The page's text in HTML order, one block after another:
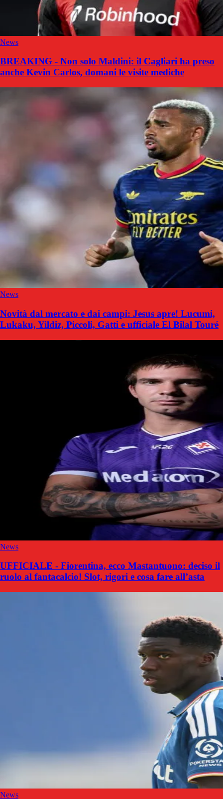
News
BREAKING - Non solo Maldini: il Cagliari ha preso
anche Kevin Carlos, domani le visite mediche
News
Novità dal mercato e dai campi: Jesus apre! Lucumi,
Lukaku, Yildiz, Piccoli, Gatti e ufficiale El Bilal Touré
News
UFFICIALE - Fiorentina, ecco Mastantuono: deciso il
ruolo al fantacalcio! Slot, rigori e cosa fare all’asta
News